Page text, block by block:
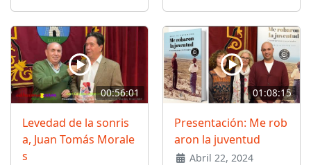
00:56:01
Levedad de la sonris
a, Juan Tomás Morale
s
01:08:15
Presentación: Me rob
aron la juventud
Abril 22, 2024